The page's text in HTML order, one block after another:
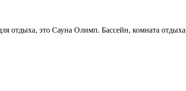
отдыха, это Сауна Олимп. Бассейн, комната